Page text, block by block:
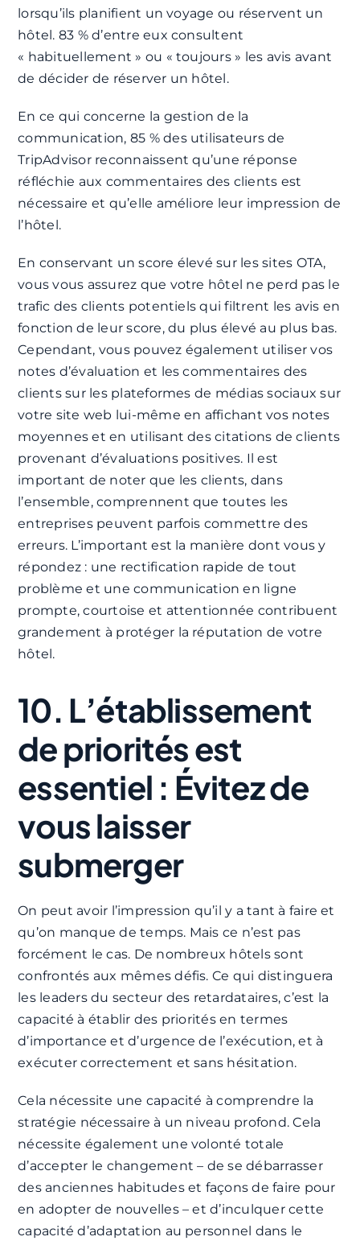
lorsqu’ils planifient un voyage ou réservent un
hôtel. 83 % d’entre eux consultent
« habituellement » ou « toujours » les avis avant
de décider de réserver un hôtel.
En ce qui concerne la gestion de la
communication, 85 % des utilisateurs de
TripAdvisor reconnaissent qu’une réponse
réfléchie aux commentaires des clients est
nécessaire et qu’elle améliore leur impression de
l’hôtel.
En conservant un score élevé sur les sites OTA,
vous vous assurez que votre hôtel ne perd pas le
trafic des clients potentiels qui filtrent les avis en
fonction de leur score, du plus élevé au plus bas.
Cependant, vous pouvez également utiliser vos
notes d’évaluation et les commentaires des
clients sur les plateformes de médias sociaux sur
votre site web lui-même en affichant vos notes
moyennes et en utilisant des citations de clients
provenant d’évaluations positives. Il est
important de noter que les clients, dans
l’ensemble, comprennent que toutes les
entreprises peuvent parfois commettre des
erreurs. L’important est la manière dont vous y
répondez : une rectification rapide de tout
problème et une communication en ligne
prompte, courtoise et attentionnée contribuent
grandement à protéger la réputation de votre
hôtel.
10. L’établissement
de priorités est
essentiel : Évitez de
vous laisser
submerger
On peut avoir l’impression qu’il y a tant à faire et
qu’on manque de temps. Mais ce n’est pas
forcément le cas. De nombreux hôtels sont
confrontés aux mêmes défis. Ce qui distinguera
les leaders du secteur des retardataires, c’est la
capacité à établir des priorités en termes
d’importance et d’urgence de l’exécution, et à
exécuter correctement et sans hésitation.
Cela nécessite une capacité à comprendre la
stratégie nécessaire à un niveau profond. Cela
nécessite également une volonté totale
d’accepter le changement – de se débarrasser
des anciennes habitudes et façons de faire pour
en adopter de nouvelles – et d’inculquer cette
capacité d’adaptation au personnel dans le